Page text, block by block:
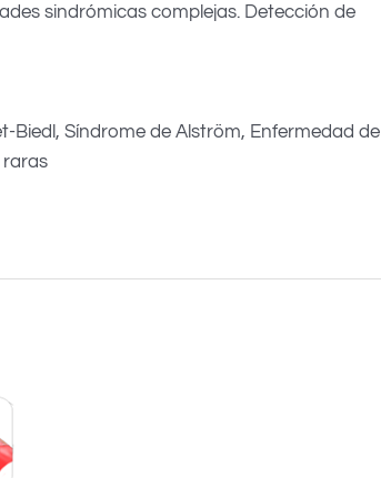
sindrómicas complejas. Detección de
Biedl, Síndrome de Alström, Enfermedad de
raras